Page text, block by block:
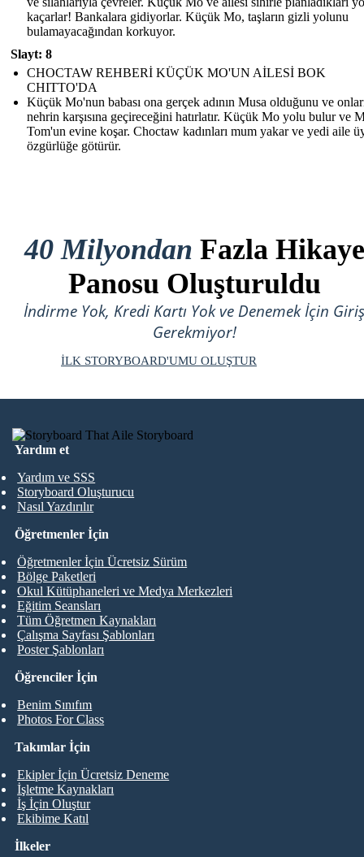
kaçarlar! Bankalara gidiyorlar. Küçük Mo, taşların gizli yolunu
bulamayacağından korkuyor.
Slayt: 8
CHOCTAW REHBERİ KÜÇÜK MO'UN AİLESİ BOK
CHITTO'DA
Küçük Mo'nun babası ona gerçek adının Musa olduğunu ve
nehrin karşısına geçireceğini hatırlatır. Küçük Mo yolu bulur ve
Tom'un evine koşar. Choctaw kadınları mum yakar ve yedi aile
özgürlüğe götürür.
40 Milyondan Fazla Hikaye
Panosu Oluşturuldu
İndirme Yok, Kredi Kartı Yok ve Denemek İçin Giriş
Gerekmiyor!
İLK STORYBOARD'UMU OLUŞTUR
Yardım et
Yardım ve SSS
Storyboard Oluşturucu
Nasıl Yazdırılır
Öğrenciler İçin
Benim Sınıfım
Photos For Class
Öğretmenler İçin
Öğretmenler İçin Ücretsiz Sürüm
Bölge Paketleri
Okul Kütüphaneleri ve Medya Merkezleri
Eğitim Seansları
Tüm Öğretmen Kaynakları
Çalışma Sayfası Şablonları
Poster Şablonları
Takımlar İçin
Ekipler İçin Ücretsiz Deneme
İşletme Kaynakları
İş İçin Oluştur
Ekibime Katıl
İlkeler